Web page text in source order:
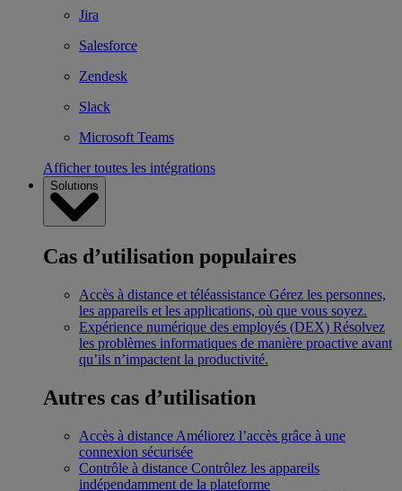
Jira
Salesforce
Zendesk
Slack
Microsoft Teams
Afficher toutes les intégrations
Solutions
Cas d’utilisation populaires
Accès à distance et téléassistance Gérez les personnes,
les appareils et les applications, où que vous soyez.
Expérience numérique des employés (DEX) Résolvez
les problèmes informatiques de manière proactive avant
qu’ils n’impactent la productivité.
Autres cas d’utilisation
Accès à distance Améliorez l’accès grâce à une
connexion sécurisée
Contrôle à distance Contrôlez les appareils
indépendamment de la plateforme